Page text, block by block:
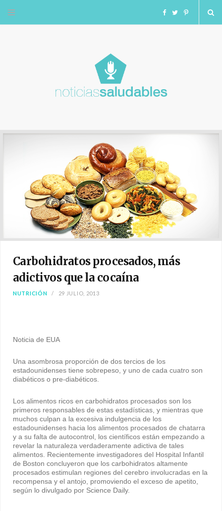
F
o
o
k
T
e
I
g
m
Carbohidratos procesados, más
adictivos que la cocaína
NUTRICIÓN 29 JULIO, 2013
Noticia de EUA
Una asombrosa proporción de dos tercios de los
estadounidenses tiene sobrepeso, y uno de cada cuatro son
diabéticos o pre-diabéticos.
Los alimentos ricos en carbohidratos procesados son los
primeros responsables de estas estadísticas, y mientras que
muchos culpan a la excesiva indulgencia de los
estadounidenses hacia los alimentos procesados de chatarra
y a su falta de autocontrol, los científicos están empezando a
revelar la naturaleza verdaderamente adictiva de tales
alimentos. Recientemente investigadores del Hospital Infantil
de Boston concluyeron que los carbohidratos altamente
procesados estimulan regiones del cerebro involucradas en la
recompensa y el antojo, promoviendo el exceso de apetito,
según lo divulgado por Science Daily.